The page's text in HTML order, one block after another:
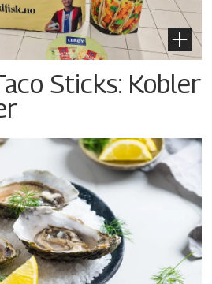
Sticks: Kobler